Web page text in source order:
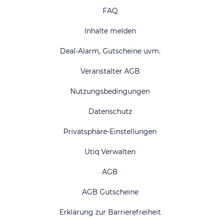
FAQ
Inhalte melden
Deal-Alarm, Gutscheine uvm.
Veranstalter AGB
Nutzungsbedingungen
Datenschutz
Privatsphäre-Einstellungen
Utiq Verwalten
AGB
AGB Gutscheine
Erklärung zur Barrierefreiheit